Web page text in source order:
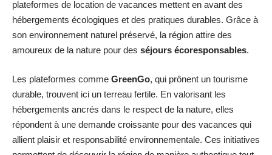
plateformes de location de vacances mettent en avant des
hébergements écologiques et des pratiques durables. Grâce à
son environnement naturel préservé, la région attire des
amoureux de la nature pour des séjours écoresponsables.
Les plateformes comme GreenGo, qui prônent un tourisme
durable, trouvent ici un terreau fertile. En valorisant les
hébergements ancrés dans le respect de la nature, elles
répondent à une demande croissante pour des vacances qui
allient plaisir et responsabilité environnementale. Ces initiatives